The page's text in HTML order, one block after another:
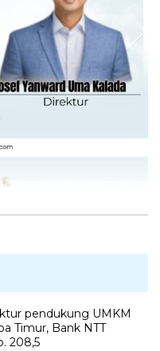
pendukung UMKM
Timur, Bank NTT
208,5